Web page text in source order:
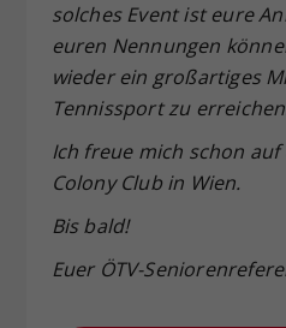
solches Event ist eure
euren Nennungen
wieder ein großartiges
Tennissport zu
Ich freue mich schon
Colony Club in Wien.
Bis bald!
Euer ÖTV-